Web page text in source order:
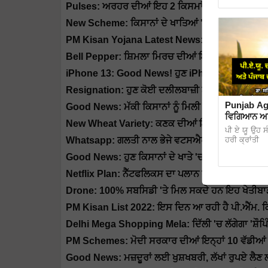
Pulses: ਅਰਹਰ ਦੀਆਂ ਇਹ 2 ਕਿਸਮਾਂ ਦੇਣਗੀਆਂ ਵਾਧੂ
New Scheme: ਕਿਸਾਨਾਂ ਦੇ ਖਾਤਿਆਂ 'ਚ ਭੇਜੇ ਜਾਣਗੇ
PM Kisan Yojana Latest News: ਹੁਣ ਕਿਸਾਨਾਂ
Bell Pepper: ਸ਼ਿਮਲਾ ਮਿਰਚ ਦੀਆਂ ਇਹ ਕਿਸਮਾਂ
iPhone 13: Good News! ਹੁਣ iPhone 13 ਅਤੇ
Resignation: ਹੁਣ ਕੋਈ ਦਲੀਲਬਾਜ਼ੀ ਨਹੀਂ! ਅਸਤੀਫੇ
Good News: ਮੱਕੀ ਕਿਸਾਨਾਂ ਨੂੰ ਮਿਲੀ ਰਾਹਤ! ਮੁਆਵਜ਼ੇ ਨੂੰ
New Wheat Variety: ਕਣਕ ਦੀਆਂ ਇਹ ਕਿਸਮਾਂ ਸਾਲ
Whatsapp: ਗਲਤੀ ਨਾਲ ਭੇਜੇ ਵਟਸਐਪ ਮੈਸੇਜ 2 ਦਿਨ
Good News: ਹੁਣ ਕਿਸਾਨਾਂ ਦੇ ਖਾਤੇ 'ਚ ਭੇਜੇ ਜਾਣਗੇ
Netflix Plan: ਨੈੱਟਫਲਿਕਸ ਦਾ ਪਲਾਨ ਹੋਵੇਗਾ ਸਸਤਾ,
Drone: 100% ਸਬਸਿਡੀ 'ਤੇ ਮਿਲ ਸਕਦੇ ਹਨ ਇਹ
PM Kisan List 2022: ਇਸ ਦਿਨ ਆ ਰਹੀ ਹੈ ਪੀ.ਐੱਮ.
Delhi Mega Shopping Mela: ਦਿੱਲੀ 'ਚ ਲੱਗੇਗਾ
PM Schemes: ਮੋਦੀ ਸਰਕਾਰ ਦੀਆਂ ਇਨ੍ਹਾਂ 10 ਵੱਡੀਆਂ
Good News: ਮਜ਼ਦੂਰਾਂ ਲਈ ਖੁਸ਼ਖਬਰੀ, ਲੱਖਾਂ ਰੁਪਏ ਲੈਣ
Punjab
ਵਿਗਿਆਨ
ਪੀ ਏ ਯੂ ਉਹ
ਹਰੀ ਕ੍ਰਾਂਤੀ